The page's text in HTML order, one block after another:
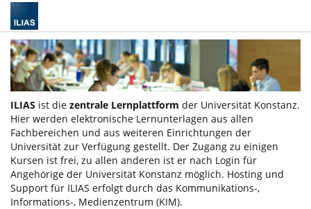
ILIAS ist die zentrale Lernplattform der Universität Konstanz.
Hier werden elektronische Lernunterlagen aus allen
Fachbereichen und aus weiteren Einrichtungen der
Universität zur Verfügung gestellt. Der Zugang zu einigen
Kursen ist frei, zu allen anderen ist er nach Login für
Angehörige der Universität Konstanz möglich. Hosting und
Support für ILIAS erfolgt durch das Kommunikations-,
Informations-, Medienzentrum (KIM).